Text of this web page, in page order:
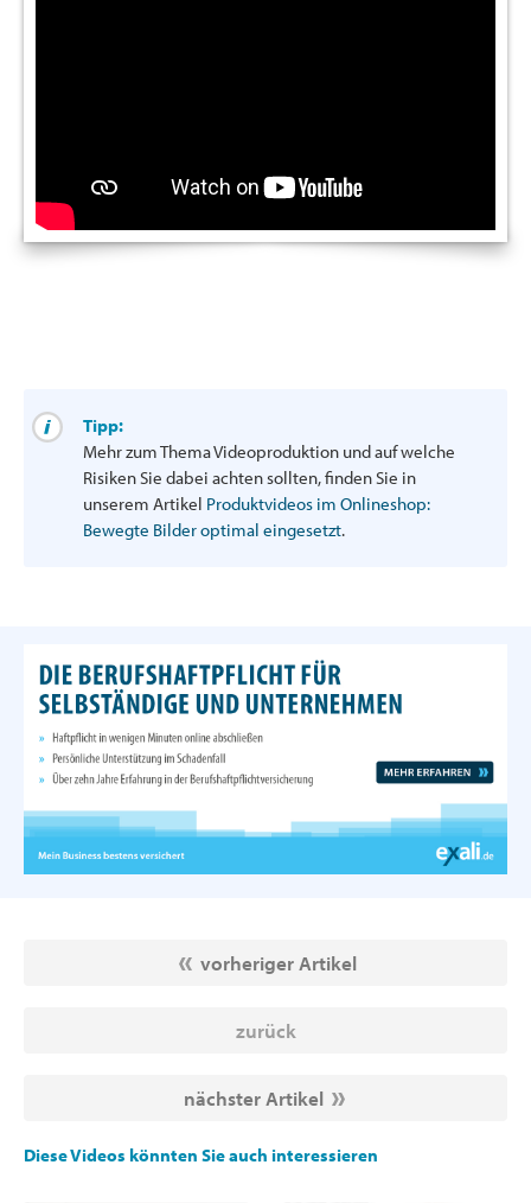
Tipp:
Mehr zum Thema Videoproduktion und auf welche
Risiken Sie dabei achten sollten, finden Sie in
unserem Artikel Produktvideos im Onlineshop:
Bewegte Bilder optimal eingesetzt.
vorheriger Artikel
zurück
nächster Artikel
Diese Videos könnten Sie auch interessieren